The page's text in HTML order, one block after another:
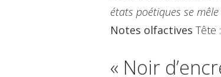
états poétiques se
Notes olfactives Tête
« Noir